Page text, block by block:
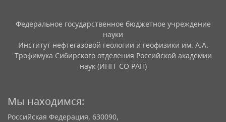
Федеральное государственное бюджетное учреждение
науки
Институт нефтегазовой геологии и геофизики им. А.А.
Трофимука Сибирского отделения Российской академии
наук (ИНГГ СО РАН)
Мы находимся:
Российская Федерация, 630090,